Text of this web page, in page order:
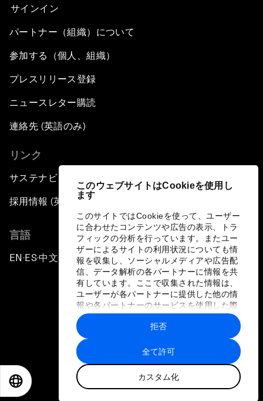
このウェブサイトはCookieを使用し
ます
このサイトではCookieを使って、ユーザー
に合わせたコンテンツや広告の表示、トラ
フィックの分析を行っています。またユー
ザーによるサイトの利用状況についても情
報を収集し、ソーシャルメディアや広告配
信、データ解析の各パートナーに情報を共
有しています。ここで収集された情報は、
ユーザーが各パートナーに提供した他の情
報や各パートナーのサービスを使用した際
に収集された情報と組み合わされ、各パー
トナーによって使用されることがありま
す。
全て許可
カスタム化
拒否
サインイン
パートナー（組織）について
参加する（個人、組織）
プレスリリース登録
ニュースレター購読
連絡先 (英語のみ)
リンク
サステナビリティへの取り組み
採用情報 (英語のみ)
言語
EN ▪ES▪中文▪ 日本語
プライバシーポリシーと利用規約
サイトマップ
©
世界経済フォーラム